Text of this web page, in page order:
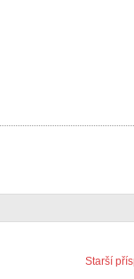
Starší